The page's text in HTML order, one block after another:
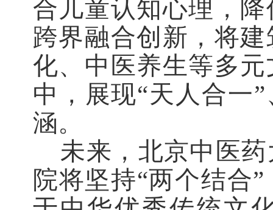
合儿童认知心理，
跨界融合创新，将
化、中医养生等多
中，展现“天人合一
涵。
未来，北京中医药
院将坚持“两个结合